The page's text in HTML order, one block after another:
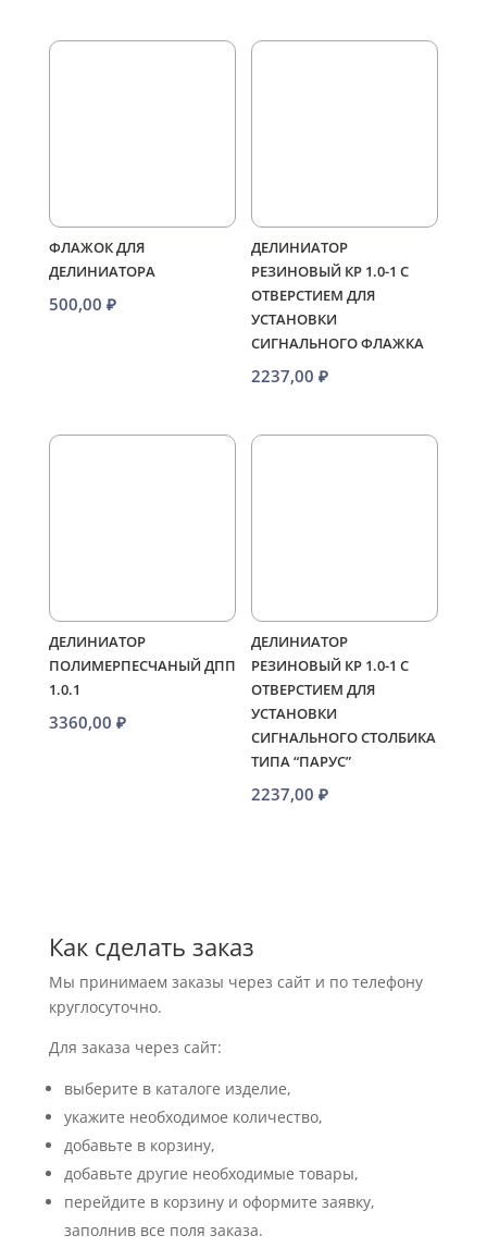
ФЛАЖОК ДЛЯ
ДЕЛИНИАТОРА
500,00 ₽
ДЕЛИНИАТОР
РЕЗИНОВЫЙ КР 1.0-1 С
ОТВЕРСТИЕМ ДЛЯ
УСТАНОВКИ
СИГНАЛЬНОГО ФЛАЖКА
2237,00₽
ДЕЛИНИАТОР
ПОЛИМЕРПЕСЧАНЫЙ ДПП
1.0.1
3360,00 ₽
ДЕЛИНИАТОР
РЕЗИНОВЫЙ КР 1.0-1 С
ОТВЕРСТИЕМ ДЛЯ
УСТАНОВКИ
СИГНАЛЬНОГО СТОЛБИКА
ТИПА “ПАРУС”
2237,00₽
Как сделать заказ
Мы принимаем заказы через сайт и по телефону
круглосуточно.
Для заказа через сайт:
выберите в каталоге изделие,
укажите необходимое количество,
добавьте в корзину,
добавьте другие необходимые товары,
перейдите в корзину и оформите заявку,
заполнив все поля заказа.